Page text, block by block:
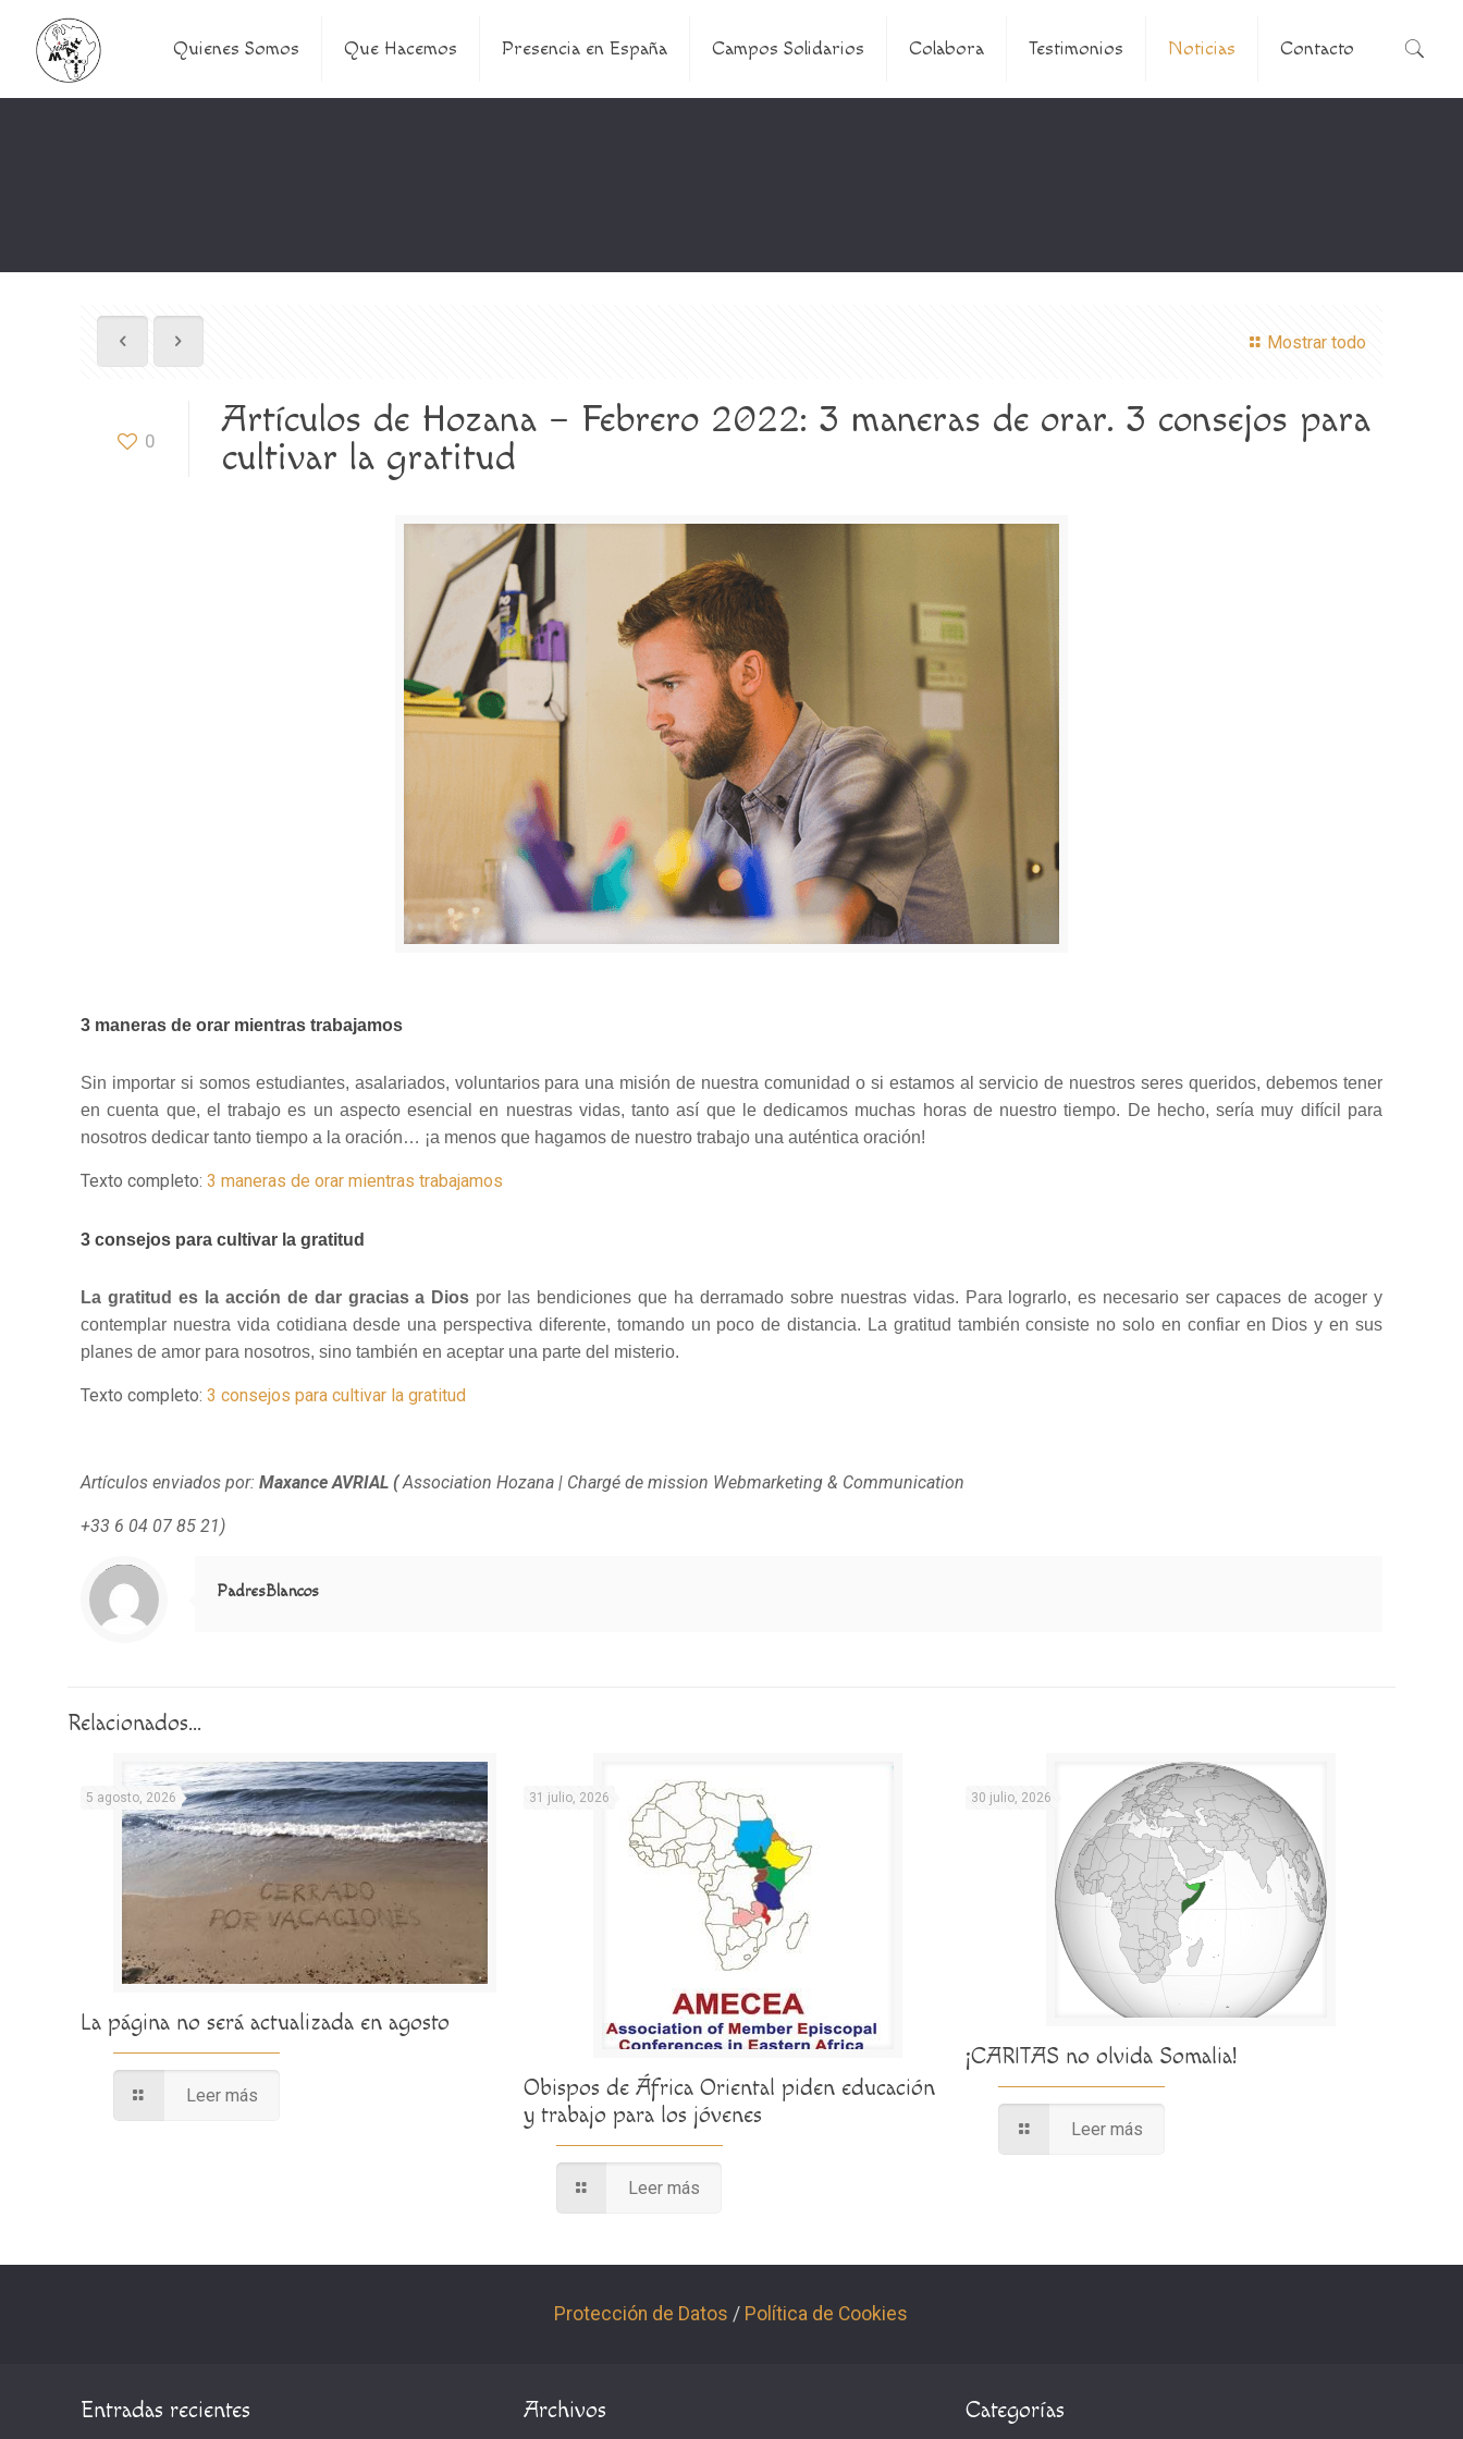
Quienes Somos Que Hacemos Presencia en España Campos Solidarios Colabora Testimonios Noticias Contacto
Mostrar todo
0
Artículos de Hozana – Febrero 2022: 3 maneras de orar. 3 consejos para
cultivar la gratitud
3 maneras de orar mientras trabajamos
Sin importar si somos estudiantes, asalariados, voluntarios para una misión de nuestra comunidad o si estamos al servicio de nuestros seres queridos, debemos tener
en cuenta que, el trabajo es un aspecto esencial en nuestras vidas, tanto así que le dedicamos muchas horas de nuestro tiempo. De hecho, sería muy difícil para
nosotros dedicar tanto tiempo a la oración… ¡a menos que hagamos de nuestro trabajo una auténtica oración!
Texto completo:3 maneras de orar mientras trabajamos
3 consejos para cultivar la gratitud
La gratitud es la acción de dar gracias a Dios por las bendiciones que ha derramado sobre nuestras vidas. Para lograrlo, es necesario ser capaces de acoger y
contemplar nuestra vida cotidiana desde una perspectiva diferente, tomando un poco de distancia. La gratitud también consiste no solo en confiar en Dios y en sus
planes de amor para nosotros, sino también en aceptar una parte del misterio.
Texto completo:3 consejos para cultivar la gratitud
Artículos enviados por:Maxance AVRIAL (Association Hozana | Chargé de mission Webmarketing & Communication
+33 6 04 07 85 21)
Notice
: Trying to access array offset on value of type null in
/home/misioner/public_html/padresblancos/themes/betheme/includes/content-single.php
on line
286
PadresBlancos
Relacionados...
5 agosto, 2026
La página no será actualizada en agosto
Leer más
31 julio, 2026
Obispos de África Oriental piden educación
y trabajo para los jóvenes
Leer más
30 julio, 2026
¡CARITAS no olvida Somalia!
Leer más
Protección de Datos / Política de Cookies
Entradas recientes Archivos Categorías